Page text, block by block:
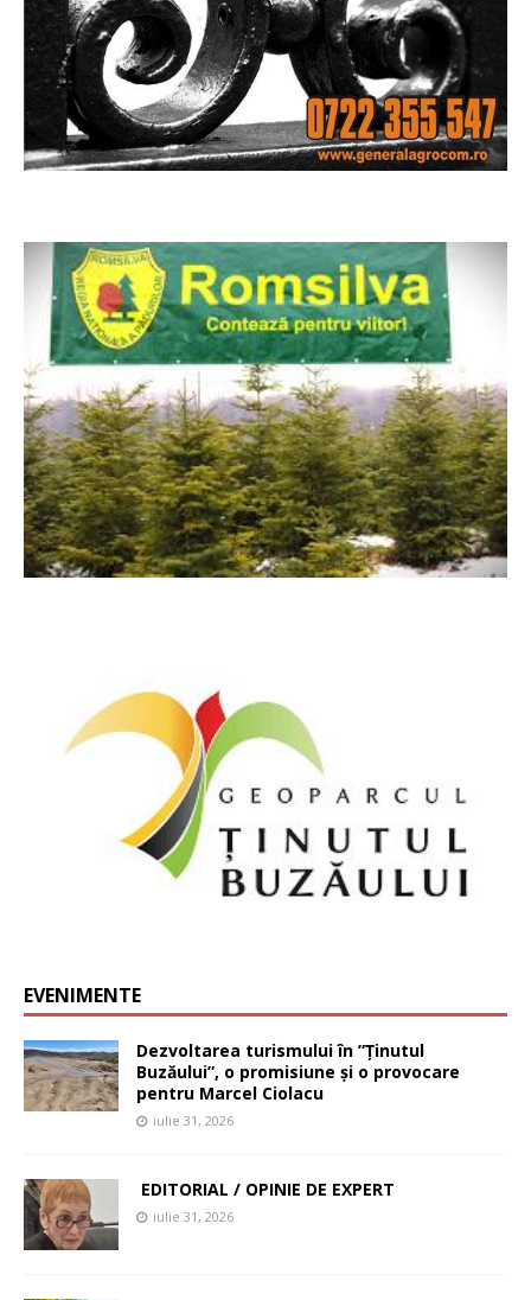
EVENIMENTE
Dezvoltarea turismului în ”Ținutul
Buzăului”, o promisiune și o provocare
pentru Marcel Ciolacu
iulie 31, 2026
EDITORIAL / OPINIE DE EXPERT
iulie 31, 2026